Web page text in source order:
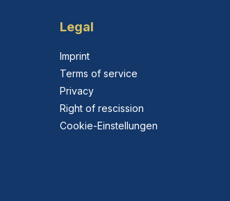
Legal
Imprint
Terms of service
Privacy
Right of rescission
Cookie-Einstellungen